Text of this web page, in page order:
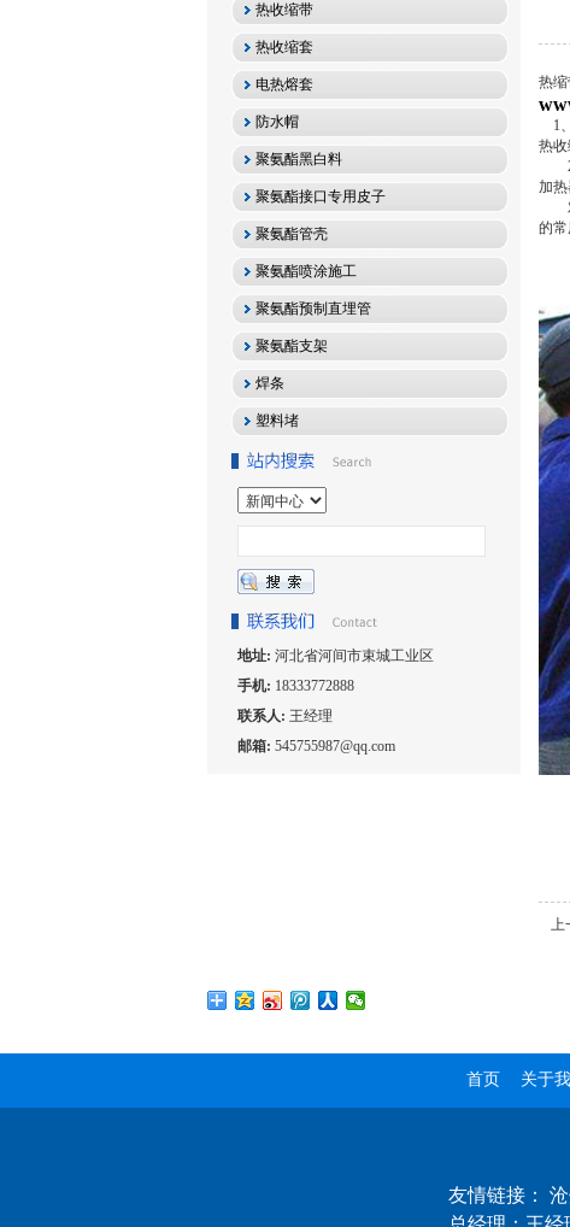
热收缩带
热收缩套
电热熔套
防水帽
聚氨酯黑白料
聚氨酯接口专用皮子
聚氨酯管壳
聚氨酯喷涂施工
聚氨酯预制直埋管
聚氨酯支架
焊条
塑料堵
地址: 河北省河间市束城工业区
手机: 18333772888
联系人: 王经理
邮箱: 545755987@qq.com
热缩
1
热收
2
加热
对
的常
上
首页 关于
友情链接：